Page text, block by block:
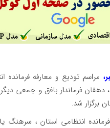
مراسم تودیع و معارفه فرمانده
دهقان فرماندار بافق و جمعی
برگزار شد.
انتظامی استان ،